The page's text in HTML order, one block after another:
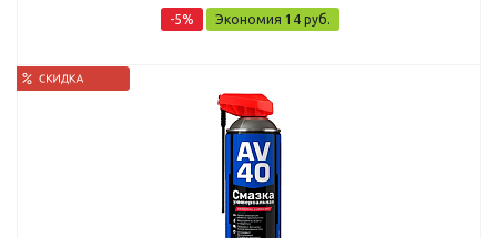
-5% Экономия 14руб.